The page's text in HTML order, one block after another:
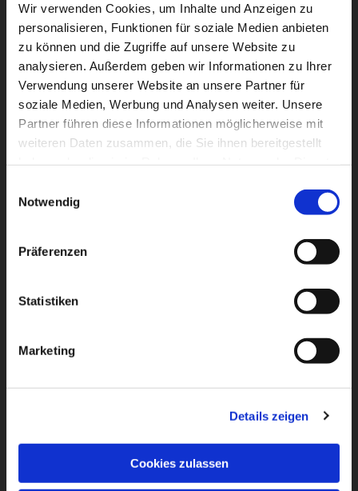
Wir verwenden Cookies, um Inhalte und Anzeigen zu
personalisieren, Funktionen für soziale Medien anbieten
zu können und die Zugriffe auf unsere Website zu
analysieren. Außerdem geben wir Informationen zu Ihrer
Verwendung unserer Website an unsere Partner für
soziale Medien, Werbung und Analysen weiter. Unsere
Partner führen diese Informationen möglicherweise mit
weiteren Daten zusammen, die Sie ihnen bereitgestellt
Notwendig
Präferenzen
Statistiken
Marketing
Details zeigen
Cookies zulassen
Dies könnte Sie auch